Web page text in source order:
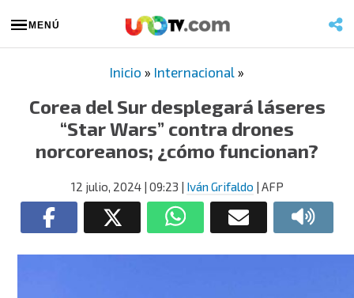
MENÚ
Inicio » Internacional »
Corea del Sur desplegará láseres
“Star Wars” contra drones
norcoreanos; ¿cómo funcionan?
12 julio, 2024| 09:23 | Iván Grifaldo | AFP